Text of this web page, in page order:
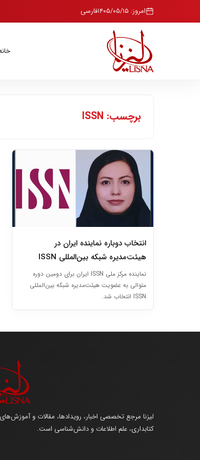
امروز: ۱۴۰۵/۰۵/۱۵ فارسی
برچسب: ISSN
انتخاب دوباره نماینده ایران در
هیئت‌مدیره شبکه بین‌المللی ISSN
نماینده مرکز ملی ISSN ایران برای دومین دوره
متوالی به عضویت هیئت‌مدیره شبکه بین‌المللی
ISSN انتخاب شد.
لیزنا مرجع تخصصی اخبار، رویدادها، مقالات و
کتابداری، علم اطلاعات و دانش‌شناسی است.